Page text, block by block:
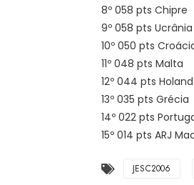
8º 058 pts Chipre
9º 058 pts Ucrânia
10º 050 pts
11º 048 pts Malta
12º 044 pts
13º 035 pts Grécia
14º 022 pts
15º 014 pts ARJ
JESC2006